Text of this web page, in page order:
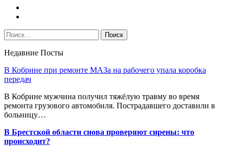
Недавние Посты
В Кобрине при ремонте МАЗа на рабочего упала коробка
передач
В Кобрине мужчина получил тяжёлую травму во время
ремонта грузового автомобиля. Пострадавшего доставили в
больницу…
В Брестской области снова проверяют сирены: что
происходит?